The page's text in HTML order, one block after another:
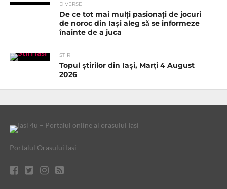
DIVERSE
De ce tot mai mulți pasionați de jocuri
de noroc din Iași aleg să se informeze
înainte de a juca
STIRI
Topul știrilor din Iași, Marți 4 August
2026
Portalul Orasului Iasi